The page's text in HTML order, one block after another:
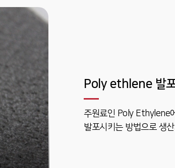
Poly ethlene 발
주원료인 Poly Ethylene
발포시키는 방법으로 생